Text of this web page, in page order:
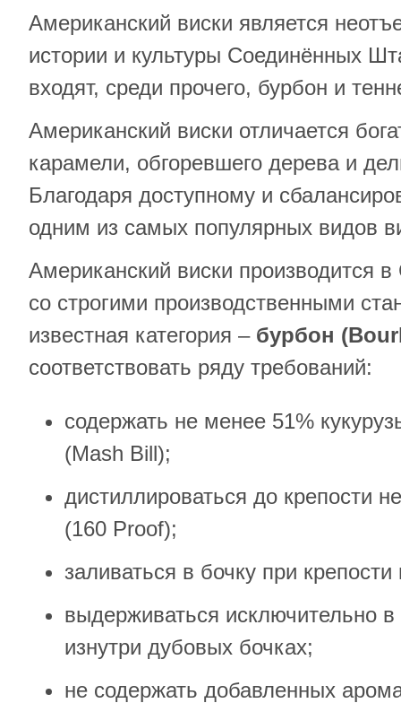
Американский виски является
истории и культуры Соединённых
входят, среди прочего, бурбон и
Американский виски отличается
карамели, обгоревшего дерева и
Благодаря доступному и
одним из самых популярных видов
Американский виски производится
со строгими производственными
известная категория – бурбон (
соответствовать ряду требований:
содержать не менее 51%
(Mash Bill);
дистиллироваться до крепости
(160 Proof);
заливаться в бочку при
выдерживаться исключительно
изнутри дубовых бочках;
не содержать добавленных